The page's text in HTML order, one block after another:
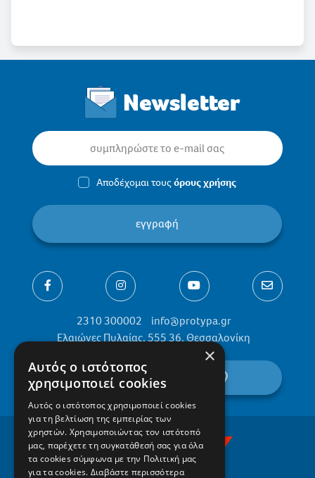
Newsletter
Αποδέχομαι τουςόρους χρήσης
εγγραφή
2310 300002
info@protypa.gr
Ελαιώνες Πυλαίας, 555 36, Θεσσαλονίκη
βρείτε μας στον χάρτη
×
Αυτός ο ιστότοπος
χρησιμοποιεί cookies
Αυτός ο ιστότοπος χρησιμοποιεί cookies
για τη βελτίωση της εμπειρίας των
χρηστών. Χρησιμοποιώντας τον ιστότοπό
μας, παρέχετε τη συγκατάθεσή σας για όλα
τα cookies σύμφωνα με την Πολιτική μας
για τα cookies. Διαβάστε περισσότερα